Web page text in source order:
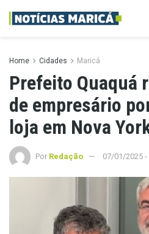
Home Cidades Maricá
Prefeito Quaquá
de empresário
loja em Nova
Por Redação 07/01/2025 -